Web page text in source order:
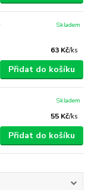
63 Kč/ks
Skladem
Přidat do košíku
55 Kč/ks
Skladem
Přidat do košíku